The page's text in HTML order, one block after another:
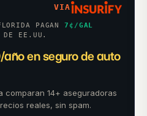
VIA
PAGAN 7 ¢/GAL
DE EE.UU.
año en seguro de auto
comparan 14+ aseguradoras
reales, sin spam.